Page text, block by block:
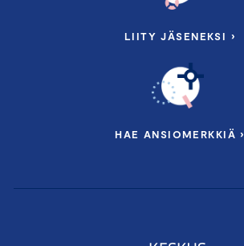
LIITY JÄSENEKSI ›
HAE ANSIOMERKKIÄ ›